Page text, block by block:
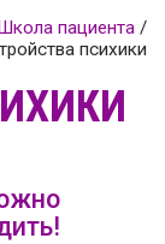
Школа пациента /
психики